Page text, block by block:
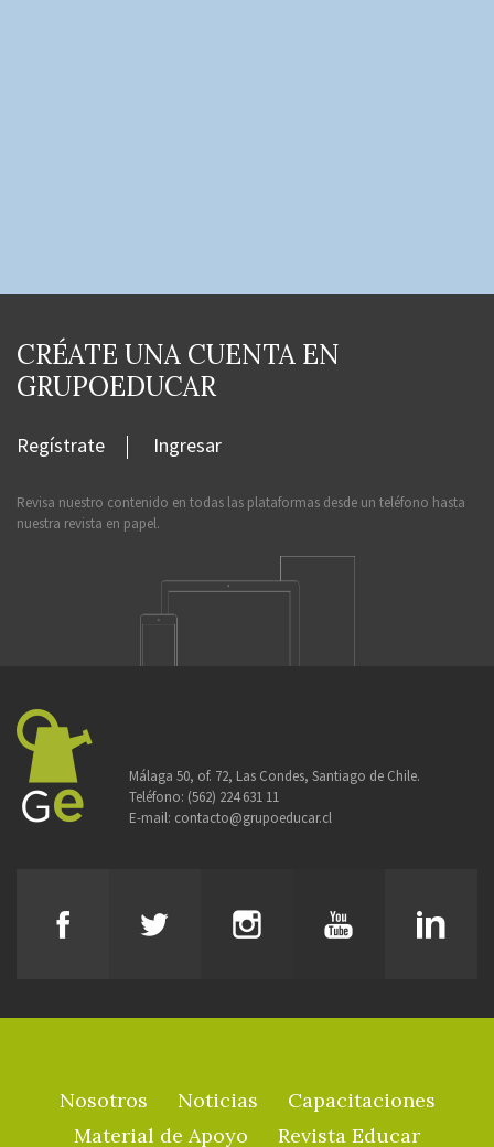
CRÉATE UNA CUENTA EN
GRUPOEDUCAR
Regístrate Ingresar
Revisa nuestro contenido en todas las plataformas desde un teléfono hasta
nuestra revista en papel.
Málaga 50, of. 72, Las Condes, Santiago de Chile.
Teléfono: (562) 224 631 11
E-mail: contacto@grupoeducar.cl
Nosotros Noticias
Capacitaciones
Material de Apoyo
Revista Educar